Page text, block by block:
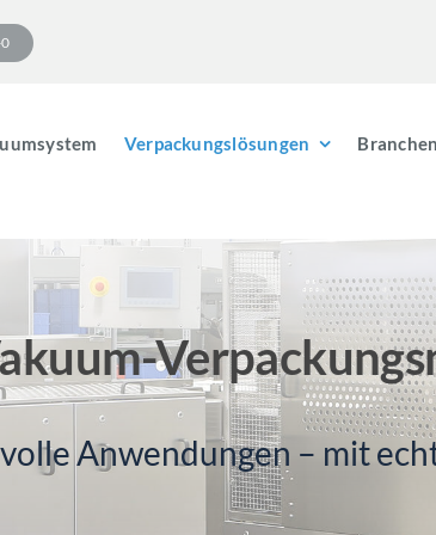
Verpackungslösungen
Anwendungen – mit